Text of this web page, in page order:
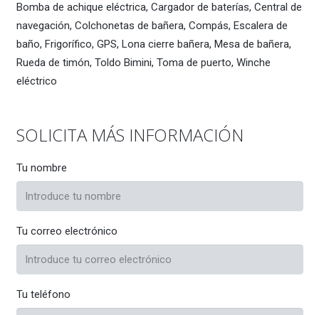
Bomba de achique eléctrica, Cargador de baterías, Central de
navegación, Colchonetas de bañera, Compás, Escalera de
baño, Frigorífico, GPS, Lona cierre bañera, Mesa de bañera,
Rueda de timón, Toldo Bimini, Toma de puerto, Winche
eléctrico
SOLICITA MÁS INFORMACIÓN
Tu nombre
Tu correo electrónico
Tu teléfono